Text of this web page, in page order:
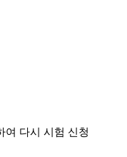
여 다시 시험 신청